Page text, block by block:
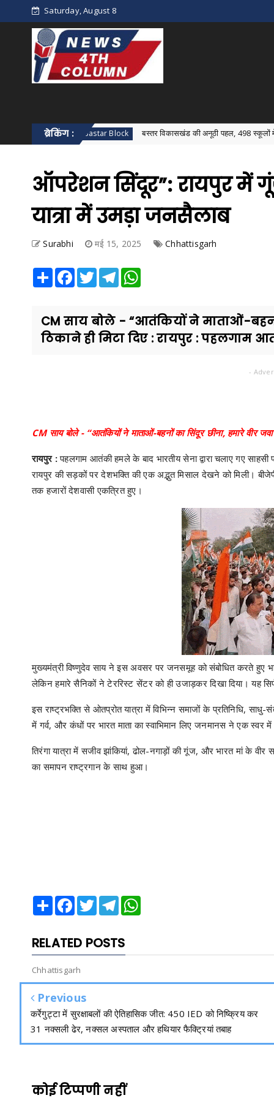
Saturday, August 8
ब्रेकिंग :
Bastar Block बस्तर विकासखंड की अनूठी पहल, 498 स्कूलों में एक साथ हुआ
ऑपरेशन सिंदूर”: रायपुर में
यात्रा में उमड़ा जनसैलाब
Surabhi मई 15, 2025 Chhattisgarh
Share Facebook
TwitterTelegram
CM साय बोले - “आतंकियों ने माताओं-
ठिकाने ही मिटा दिए : रायपुर : पहलगाम
-
CM साय बोले - “आतंकियों ने माताओं-बहनों का सिंदूर छीना, हमारे वीर
रायपुर :पहलगाम आतंकी हमले के बाद भारतीय सेना द्वारा चलाए गए
रायपुर की सड़कों पर देशभक्ति की एक अद्भुत मिसाल देखने को मिली।
तक हजारों देशवासी एकत्रित हुए।
मुख्यमंत्री विष्णुदेव साय ने इस अवसर पर जनसमूह को संबोधित करते हुए
लेकिन हमारे सैनिकों ने टेररिस्ट सेंटर को ही उजाड़कर दिखा दिया। यह
इस राष्ट्रभक्ति से ओतप्रोत यात्रा में विभिन्न समाजों के प्रतिनिधि, साधु-
में गर्व, और कंधों पर भारत माता का स्वाभिमान लिए जनमानस ने एक स्वर
तिरंगा यात्रा में सजीव झांकियां, ढोल-नगाड़ों की गूंज, और भारत मां के वीर
का समापन राष्ट्रगान के साथ हुआ।
Share Facebook
TwitterTelegram
RELATED POSTS
Chhattisgarh
Previous
कर्रेगुट्टा में सुरक्षाबलों की ऐतिहासिक जीत: 450 IED को निष्क्रिय कर
31 नक्सली ढेर, नक्सल अस्पताल और हथियार फैक्ट्रियां तबाह
कोई टिप्पणी नहीं